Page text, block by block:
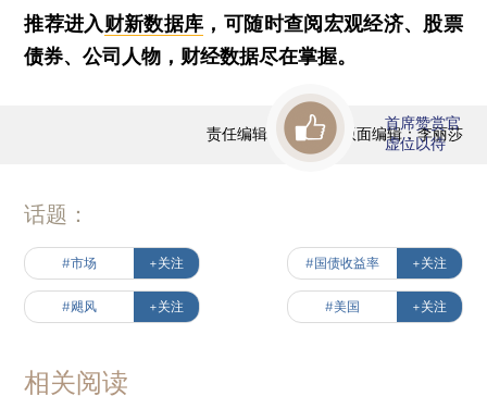
推荐进入财新数据库 ，可随时查阅宏观经济、股票
债券、公司人物，财经数据尽在掌握。
责任编辑：王兆洋 | 版面编辑：李丽莎
首席赞赏官
虚位以待
话题：
#市场 +关注 #国债收益率 +关注
#飓风 +关注 #美国 +关注
相关阅读